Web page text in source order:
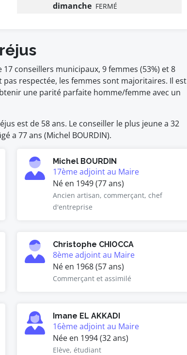
dimanche FERMÉ
conseillers municipaux, 9 femmes (53%) et 8
respectée, les femmes sont majoritaires. Il est
une parité parfaite homme/femme avec un
est de 58 ans. Le conseiller le plus jeune a 32
a 77 ans (Michel BOURDIN).
Michel BOURDIN
17ème adjoint au Maire
Né en 1949 (77 ans)
Ancien artisan, commerçant, chef
d'entreprise
Christophe CHIOCCA
8ème adjoint au Maire
Né en 1968 (57 ans)
Commerçant et assimilé
Imane EL AKKADI
16ème adjoint au Maire
Née en 1994 (32 ans)
Elève, étudiant